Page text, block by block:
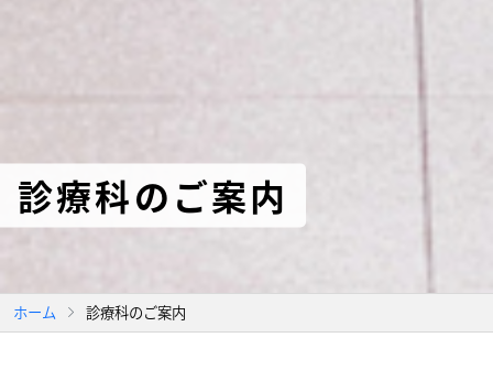
診療科のご案内
ホーム 診療科のご案内